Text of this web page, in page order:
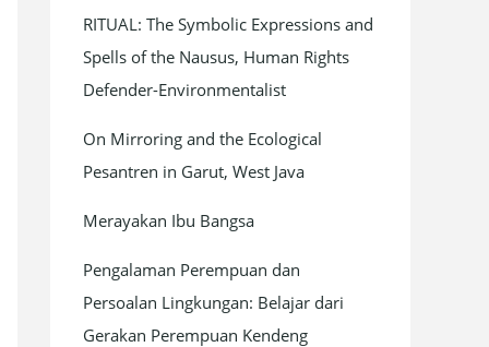
RITUAL: The Symbolic Expressions and
Spells of the Nausus, Human Rights
Defender-Environmentalist
On Mirroring and the Ecological
Pesantren in Garut, West Java
Merayakan Ibu Bangsa
Pengalaman Perempuan dan
Persoalan Lingkungan: Belajar dari
Gerakan Perempuan Kendeng